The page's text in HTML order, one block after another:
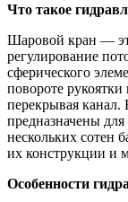
Что такое
Шаровой кран —
регулирование
сферического
повороте
перекрывая канал.
предназначены
нескольких сотен
их конструкции и
Особенности